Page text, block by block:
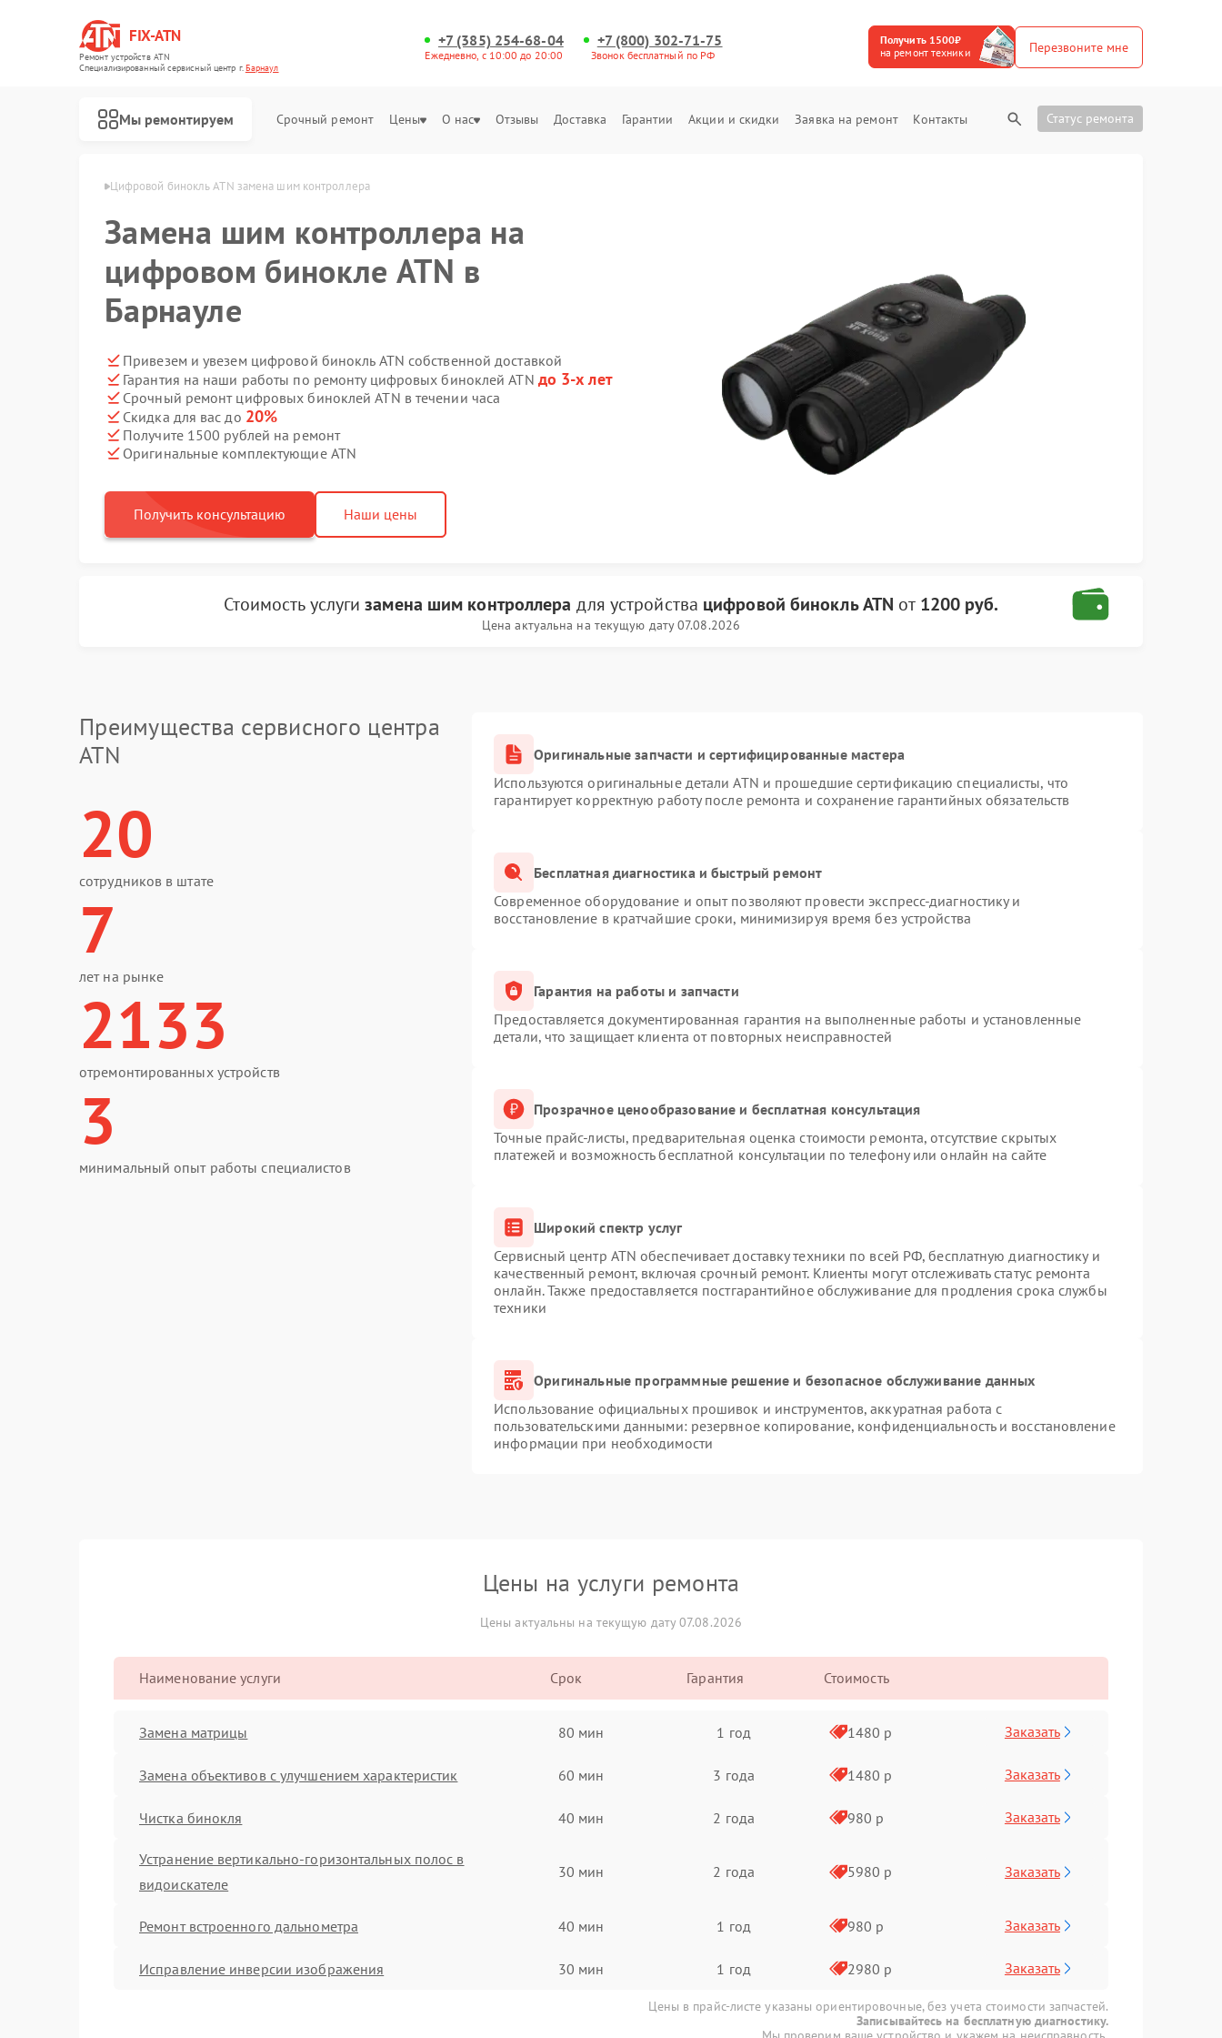
FIX-ATN
Ремонт устройств ATN
Специализированный cервисный центр г.Барнаул
+7 (385) 254-68-04
Ежедневно, с 10:00 до 20:00
+7 (800) 302-71-75
Звонок бесплатный по РФ
Получить 1500₽
на ремонт техники
Перезвоните мне
Мы ремонтируем Срочный ремонт Цены О нас Отзывы Доставка Гарантии Акции и скидки Заявка на ремонт Контакты Статус ремонта
Цифровой бинокль ATN замена шим контроллера
Замена шим контроллера на
цифровом бинокле ATN в
Барнауле
Привезем и увезем цифровой бинокль ATN собственной доставкой
Гарантия на наши работы по ремонту цифровых биноклей ATN до 3-х лет
Срочный ремонт цифровых биноклей ATN в течении часа
Скидка для вас до 20%
Получите 1500 рублей на ремонт
Оригинальные комплектующие ATN
Получить консультацию Наши цены
Стоимость услугизамена шим контроллера для устройства цифровой бинокль ATN от 1200 руб.
Цена актуальна на текущую дату 07.08.2026
Преимущества сервисного центра
ATN
20
сотрудников в штате
7
лет на рынке
2133
отремонтированных устройств
3
минимальный опыт работы специалистов
Оригинальные запчасти и сертифицированные мастера
Используются оригинальные детали ATN и прошедшие сертификацию специалисты, что
гарантирует корректную работу после ремонта и сохранение гарантийных обязательств
Бесплатная диагностика и быстрый ремонт
Современное оборудование и опыт позволяют провести экспресс-диагностику и
восстановление в кратчайшие сроки, минимизируя время без устройства
Гарантия на работы и запчасти
Предоставляется документированная гарантия на выполненные работы и установленные
детали, что защищает клиента от повторных неисправностей
Прозрачное ценообразование и бесплатная консультация
Точные прайс-листы, предварительная оценка стоимости ремонта, отсутствие скрытых
платежей и возможность бесплатной консультации по телефону или онлайн на сайте
Широкий спектр услуг
Сервисный центр ATN обеспечивает доставку техники по всей РФ, бесплатную диагностику и
качественный ремонт, включая срочный ремонт. Клиенты могут отслеживать статус ремонта
онлайн. Также предоставляется постгарантийное обслуживание для продления срока службы
техники
Оригинальные программные решение и безопасное обслуживание данных
Использование официальных прошивок и инструментов, аккуратная работа с
пользовательскими данными: резервное копирование, конфиденциальность и восстановление
информации при необходимости
Цены на услуги ремонта
Цены актуальны на текущую дату 07.08.2026
Наименование услуги Срок Гарантия Стоимость
Замена матрицы 80 мин 1 год 1480 р Заказать
Замена объективов с улучшением характеристик 60 мин 3 года 1480 р Заказать
Чистка бинокля 40 мин 2 года 980 р Заказать
Устранение вертикально-горизонтальных полос в
видоискателе
30 мин 2 года 5980 р Заказать
Ремонт встроенного дальнометра 40 мин 1 год 980 р Заказать
Исправление инверсии изображения 30 мин 1 год 2980 р Заказать
Цены в прайс-листе указаны ориентировочные, без учета стоимости запчастей.
Записывайтесь на бесплатную диагностику.